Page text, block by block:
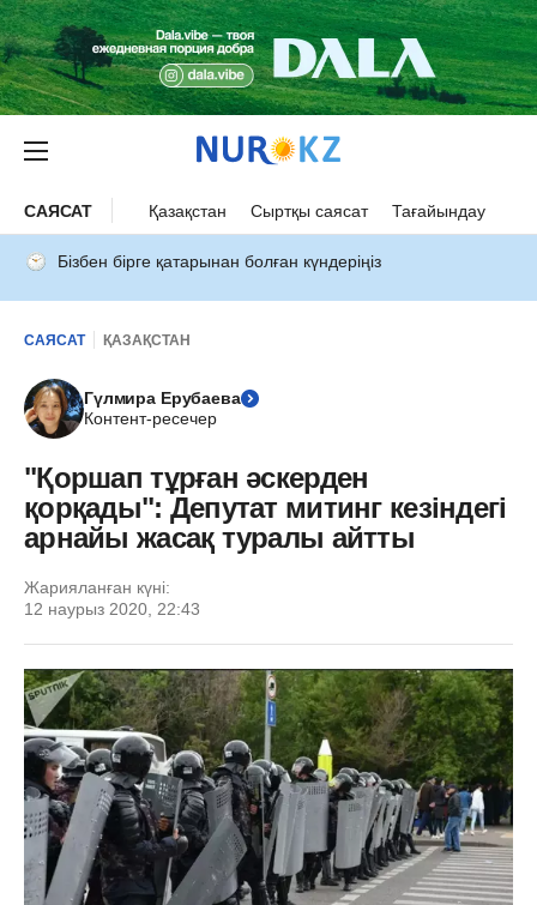
САЯСАТ Қазақстан Сыртқы саясат Тағайындау
Бізбен бірге қатарынан болған күндеріңіз
САЯСАТ ҚАЗАҚСТАН
Гүлмира Ерубаева
Контент-ресечер
"Қоршап тұрған әскерден
қорқады": Депутат митинг кезіндегі
арнайы жасақ туралы айтты
Жарияланған күні:
12 наурыз 2020, 22:43